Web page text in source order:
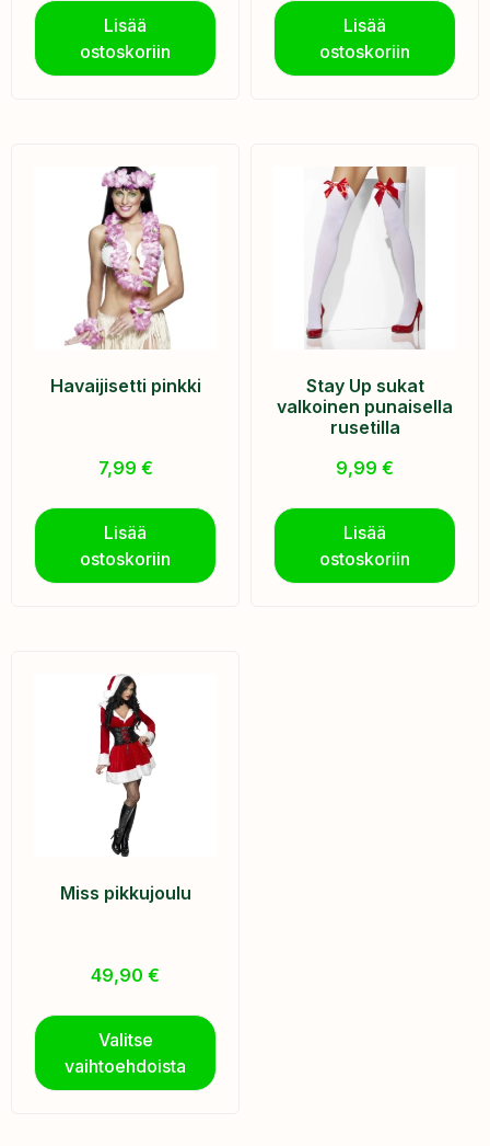
Lisää
ostoskoriin
Lisää
ostoskoriin
Havaijisetti pinkki
7,99 €
Lisää
ostoskoriin
Stay Up sukat
valkoinen punaisella
rusetilla
9,99 €
Lisää
ostoskoriin
Miss pikkujoulu
49,90 €
Valitse
vaihtoehdoista